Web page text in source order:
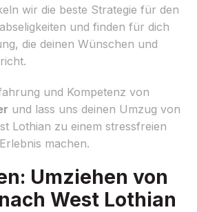
wir die beste Strategie für den
und finden für dich
die deinen Wünschen und
und Kompetenz von
und lass uns deinen Umzug von
Lothian zu einem stressfreien
machen.
Umziehen von
West Lothian